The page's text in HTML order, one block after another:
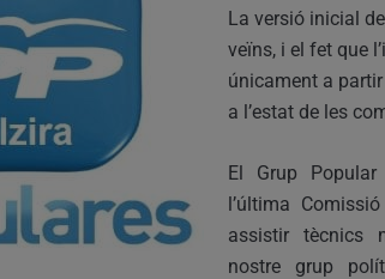
La versió inicial
veïns, i el fet que
únicament a
a l’estat de les
El Grup
l’última
assistir tècnics
nostre grup